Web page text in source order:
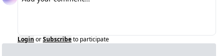
Login orSubscribeto participate